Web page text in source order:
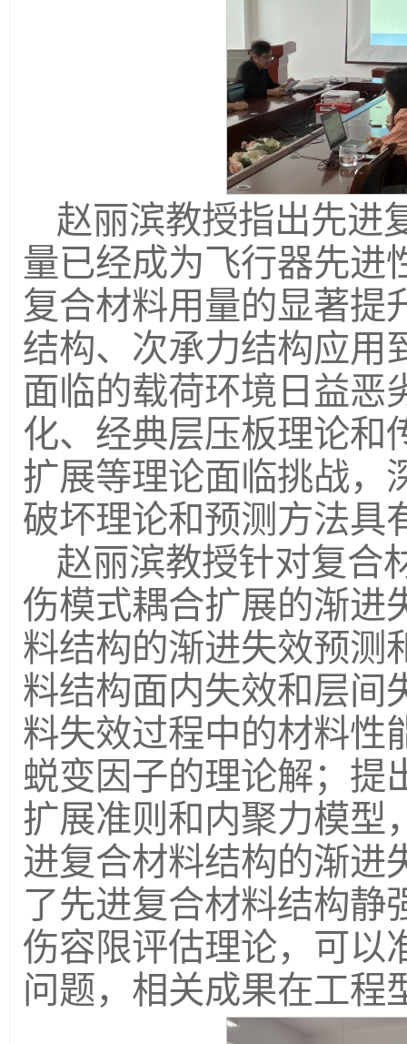
赵丽滨教授指出先进
量已经成为飞行器先进
复合材料用量的显著提
结构、次承力结构应用
面临的载荷环境日益恶
化、经典层压板理论和
扩展等理论面临挑战，
破坏理论和预测方法具
赵丽滨教授针对复合
伤模式耦合扩展的渐进
料结构的渐进失效预测
料结构面内失效和层间
料失效过程中的材料性
蜕变因子的理论解；提
扩展准则和内聚力模型
进复合材料结构的渐进
了先进复合材料结构静
伤容限评估理论，可以
问题，相关成果在工程